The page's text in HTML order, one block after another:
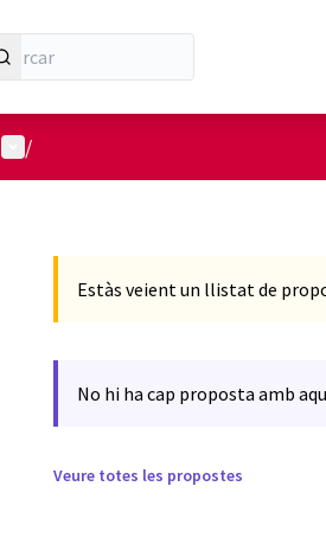
Menú d'usuari
/
Estàs veient un llistat de
No hi ha cap proposta amb
Veure totes les propostes